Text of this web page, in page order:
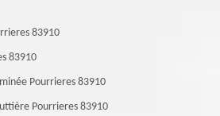
83910
83910
Pourrieres 83910
Pourrieres 83910